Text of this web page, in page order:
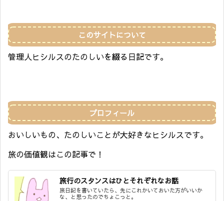
このサイトについて
管理人ヒシルスのたのしいを綴る日記です。
プロフィール
おいしいもの、たのしいことが大好きなヒシルスです。
旅の価値観はこの記事で！
旅行のスタンスはひとそれぞれなお話
旅日記を書いていたら、先にこれかいておいた方がいいか
な、と思ったのでちょこっと。